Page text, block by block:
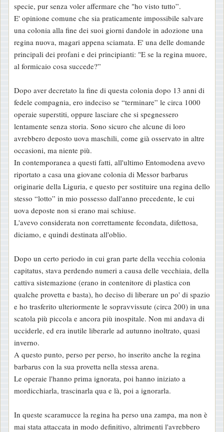
specie, pur senza voler affermare che "ho visto tutto”.
E' opinione comune che sia praticamente impossibile salvare
una colonia alla fine dei suoi giorni dandole in adozione una
regina nuova, magari appena sciamata. E' una delle domande
principali dei profani e dei principianti: "E se la regina muore,
al formicaio cosa succede?”
Dopo aver decretato la fine di questa colonia dopo 13 anni di
fedele compagnia, ero indeciso se “terminare” le circa 1000
operaie superstiti, oppure lasciare che si spegnessero
lentamente senza storia. Sono sicuro che alcune di loro
avrebbero deposto uova maschili, come già osservato in altre
occasioni, ma niente più.
In contemporanea a questi fatti, all'ultimo Entomodena avevo
riportato a casa una giovane colonia di Messor barbarus
originarie della Liguria, e questo per sostituire una regina dello
stesso “lotto” in mio possesso dall'anno precedente, le cui
uova deposte non si erano mai schiuse.
L'avevo considerata non correttamente fecondata, difettosa,
diciamo, e quindi destinata all'oblio.
Dopo un certo periodo in cui gran parte della vecchia colonia
capitatus, stava perdendo numeri a causa delle vecchiaia, della
cattiva sistemazione (erano in contenitore di plastica con
qualche provetta e basta), ho deciso di liberare un po' di spazio
e ho trasferito ulteriormente le sopravvissute (circa 200) in una
scatola più piccola e ancora più inospitale. Non mi andava di
ucciderle, ed era inutile liberarle ad autunno inoltrato, quasi
inverno.
A questo punto, perso per perso, ho inserito anche la regina
barbarus con la sua provetta nella stessa arena.
Le operaie l'hanno prima ignorata, poi hanno iniziato a
mordicchiarla, trascinarla qua e là, poi a ignorarla.
In queste scaramucce la regina ha perso una zampa, ma non è
mai stata attaccata in modo definitivo, altrimenti l'avrebbero